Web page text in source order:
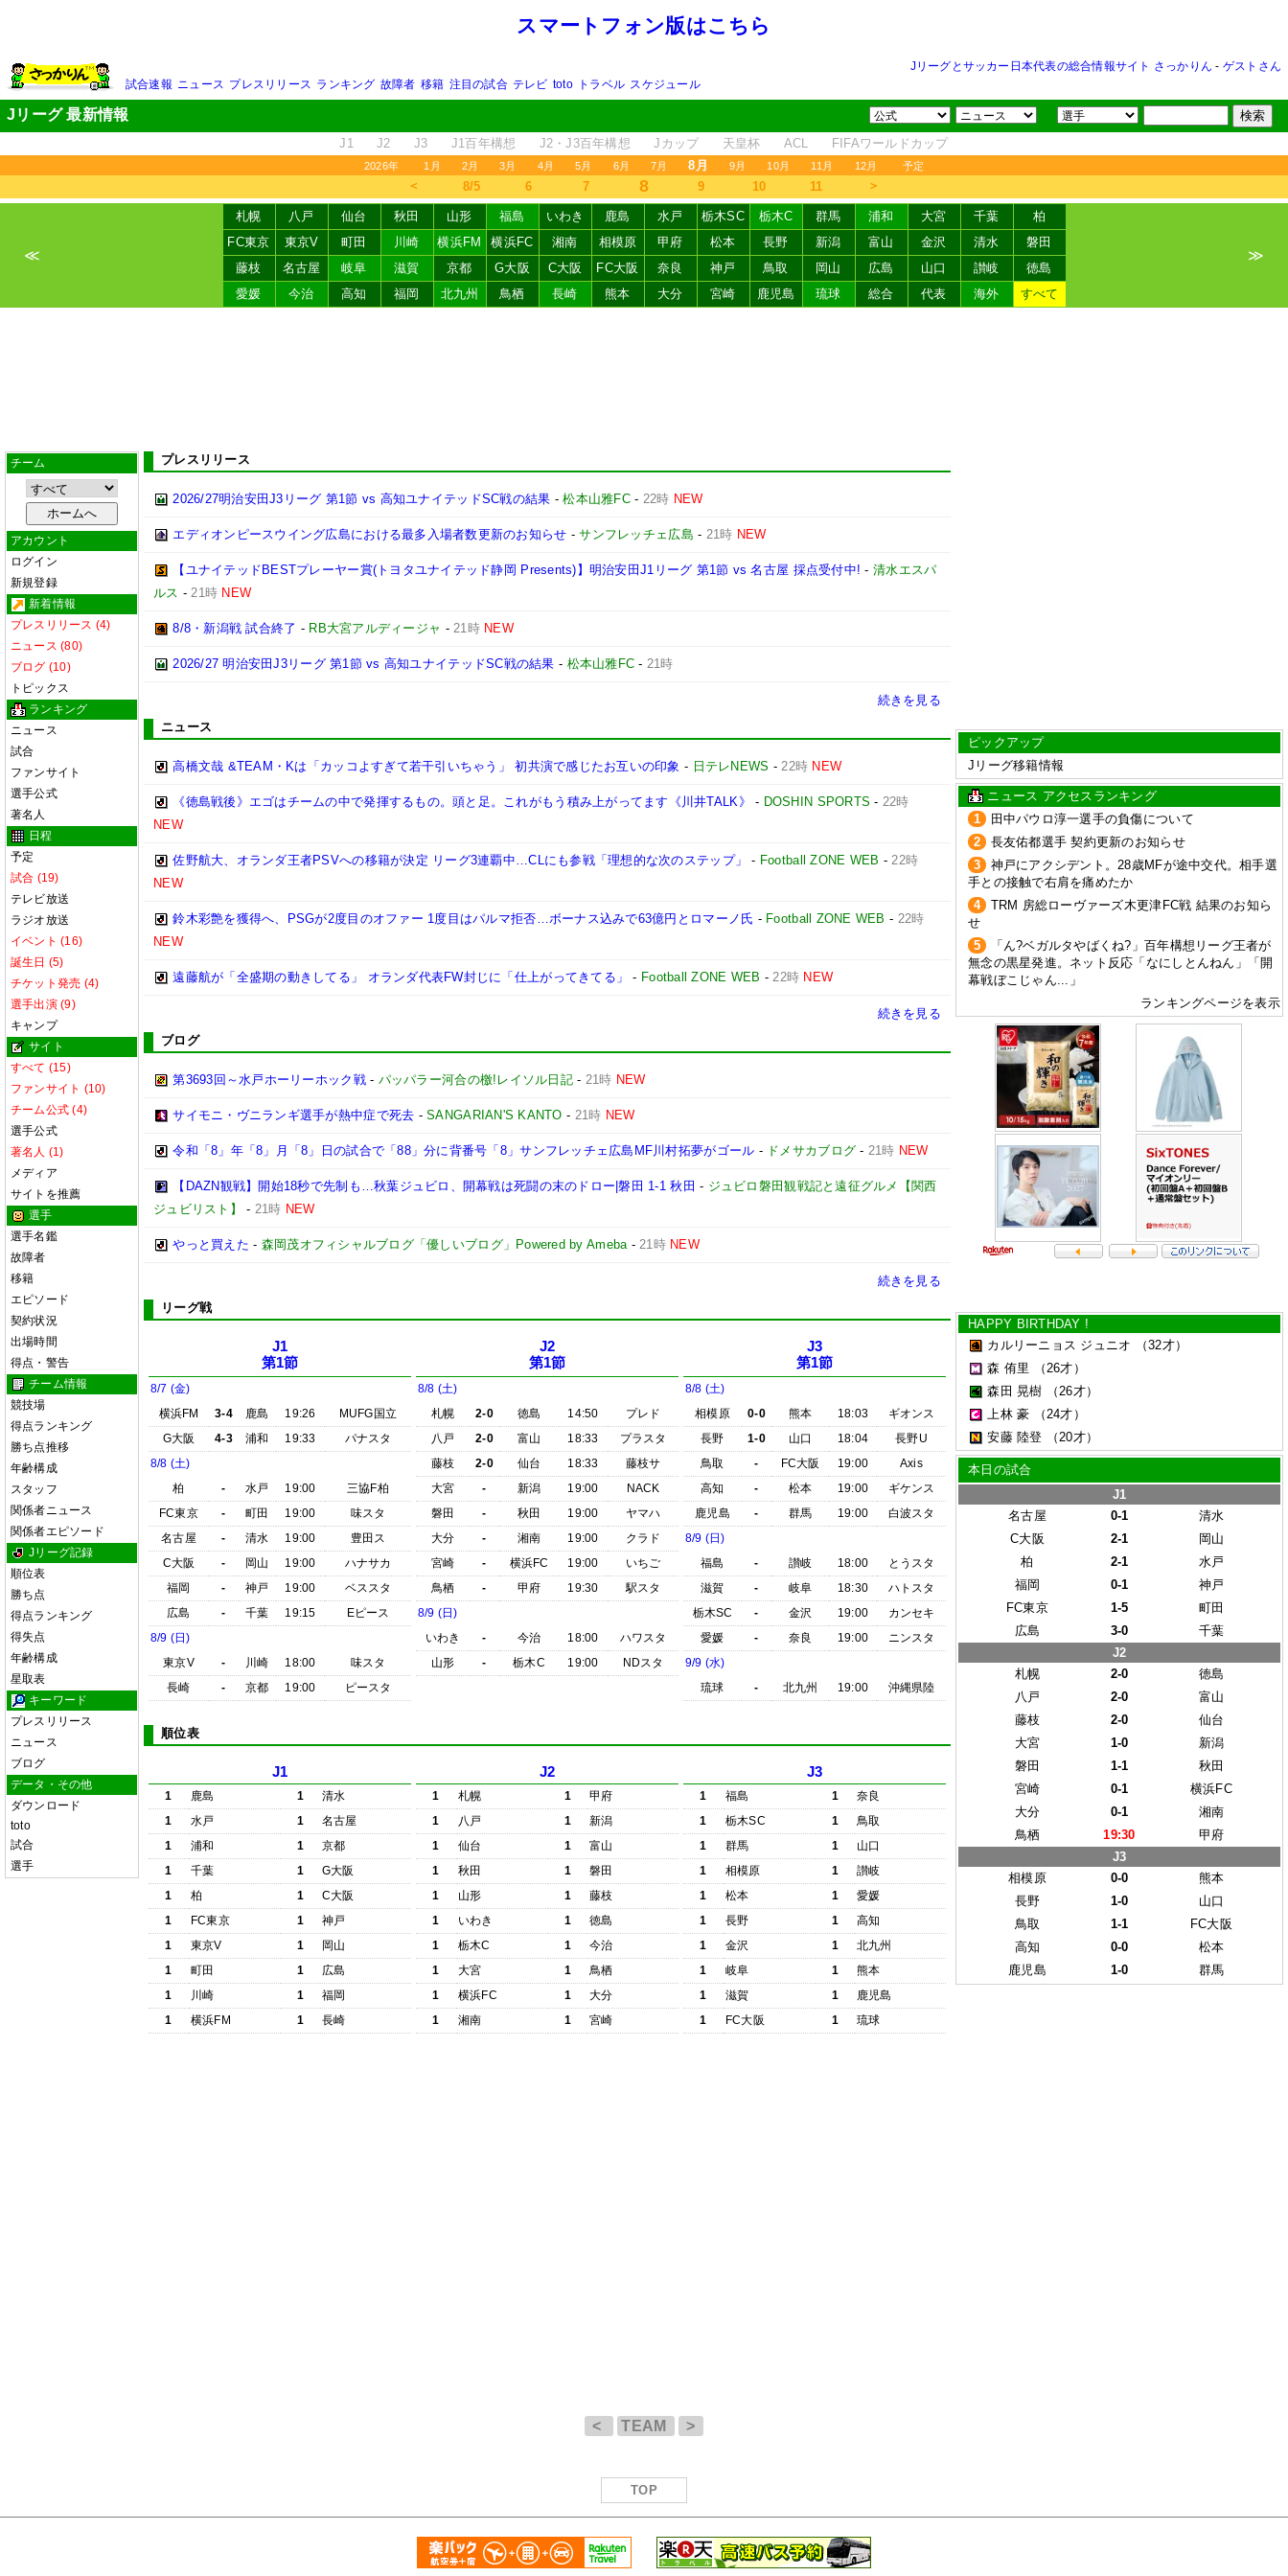
スマートフォン版はこちら
Jリーグとサッカー日本代表の総合情報サイト さっかりん - ゲストさん
試合速報 ニュース プレスリリース ランキング 故障者 移籍 注目の試合 テレビ toto トラベル スケジュール
Jリーグ 最新情報
J1 J2 J3 J1百年構想 J2・J3百年構想 Jカップ 天皇杯 ACL FIFAワールドカップ
2026年 1月 2月 3月 4月 5月 6月 7月 8月 9月 10月 11月 12月 予定
＜ 8/5 6 7 8 9 10 11 ＞
≪
札幌 八戸 仙台 秋田 山形 福島 いわき 鹿島 水戸 栃木SC 栃木C 群馬 浦和 大宮 千葉
柏
FC東京
東京V 町田 川崎 横浜FM 横浜FC 湘南 相模原 甲府 松本 長野 新潟 富山 金沢 清水
磐田
藤枝
名古屋 岐阜 滋賀 京都 G大阪 C大阪 FC大阪 奈良 神戸 鳥取 岡山 広島 山口 讃岐
徳島
愛媛
今治 高知 福岡 北九州 鳥栖 長崎 熊本 大分 宮崎 鹿児島 琉球 総合 代表 海外 すべて
≫
チーム
アカウント
ログイン
新規登録
新着情報
プレスリリース (4)
ニュース (80)
ブログ (10)
トピックス
ランキング
ニュース
試合
ファンサイト
選手公式
著名人
日程
予定
試合 (19)
テレビ放送
ラジオ放送
イベント (16)
誕生日 (5)
チケット発売 (4)
選手出演 (9)
キャンプ
サイト
すべて (15)
ファンサイト (10)
チーム公式 (4)
選手公式
著名人 (1)
メディア
サイトを推薦
選手
選手名鑑
故障者
移籍
エピソード
契約状況
出場時間
得点・警告
チーム情報
競技場
得点ランキング
勝ち点推移
年齢構成
スタッフ
関係者ニュース
関係者エピソード
Jリーグ記録
順位表
勝ち点
得点ランキング
得失点
年齢構成
星取表
キーワード
プレスリリース
ニュース
ブログ
データ・その他
ダウンロード
toto
試合
選手
プレスリリース
2026/27明治安田J3リーグ 第1節 vs 高知ユナイテッドSC戦の結果 -松本山雅FC- 22時 NEW
エディオンピースウイング広島における最多入場者数更新のお知らせ -サンフレッチェ広島 - 21時 NEW
【ユナイテッドBESTプレーヤー賞(トヨタユナイテッド静岡 Presents)】明治安田J1リーグ 第1節 vs 名古屋 採点受付中! - 清水エスパ
ルス -21時 NEW
8/8・新潟戦 試合終了 - RB大宮アルディージャ -21時 NEW
2026/27 明治安田J3リーグ 第1節 vs 高知ユナイテッドSC戦の結果 - 松本山雅FC - 21時
続きを見る
ニュース
高橋文哉 &TEAM・Kは「カッコよすぎて若干引いちゃう」 初共演で感じたお互いの印象 - 日テレNEWS -22時 NEW
《徳島戦後》エゴはチームの中で発揮するもの。頭と足。これがもう積み上がってます《川井TALK》 - DOSHIN SPORTS - 22時
NEW
佐野航大、オランダ王者PSVへの移籍が決定 リーグ3連覇中…CLにも参戦「理想的な次のステップ」 - Football ZONE WEB -22時
NEW
鈴木彩艶を獲得へ、PSGが2度目のオファー 1度目はパルマ拒否…ボーナス込みで63億円とロマーノ氏 - Football ZONE WEB - 22時
NEW
遠藤航が「全盛期の動きしてる」 オランダ代表FW封じに「仕上がってきてる」 - Football ZONE WEB -22時 NEW
続きを見る
ブログ
第3693回～水戸ホーリーホック戦- パッパラー河合の檄!レイソル日記- 21時 NEW
サイモニ・ヴニランギ選手が熱中症で死去 -SANGARIAN'S KANTO - 21時 NEW
令和「8」年「8」月「8」日の試合で「88」分に背番号「8」サンフレッチェ広島MF川村拓夢がゴール - ドメサカブログ - 21時 NEW
【DAZN観戦】開始18秒で先制も…秋葉ジュビロ、開幕戦は死闘の末のドロー|磐田 1-1 秋田 - ジュビロ磐田観戦記と遠征グルメ【関西
ジュビリスト】
- 21時 NEW
やっと買えた - 森岡茂オフィシャルブログ「優しいブログ」Powered by Ameba-21時 NEW
続きを見る
リーグ戦
J1
第1節
8/7 (金)
横浜FM
3-4 鹿島 19:26
MUFG国立
G大阪
4-3 浦和 19:33
パナスタ
8/8 (土)
柏
- 水戸 19:00
三協F柏
FC東京
- 町田 19:00
味スタ
名古屋
- 清水 19:00
豊田ス
C大阪
- 岡山 19:00
ハナサカ
福岡
- 神戸 19:00
ベススタ
広島
- 千葉 19:15
Eピース
8/9 (日)
東京V
- 川崎 18:00
味スタ
長崎
- 京都 19:00 ピースタ
J2
第1節
8/8 (土)
札幌
2-0 徳島 14:50
プレド
八戸
2-0 富山 18:33
プラスタ
藤枝
2-0 仙台 18:33
藤枝サ
大宮
- 新潟 19:00
NACK
磐田
- 秋田 19:00
ヤマハ
大分
- 湘南 19:00
クラド
宮崎
- 横浜FC 19:00
いちご
鳥栖
- 甲府 19:30
駅スタ
8/9 (日)
いわき
- 今治 18:00
ハワスタ
山形
- 栃木C 19:00 NDスタ
J3
第1節
8/8 (土)
相模原
0-0 熊本 18:03
ギオンス
長野
1-0 山口 18:04
長野U
鳥取
- FC大阪 19:00
Axis
高知
- 松本 19:00
ギケンス
鹿児島
- 群馬 19:00
白波スタ
8/9 (日)
福島
- 讃岐 18:00
とうスタ
滋賀
- 岐阜 18:30
ハトスタ
栃木SC
- 金沢 19:00
カンセキ
愛媛
- 奈良 19:00
ニンスタ
9/9 (水)
琉球
- 北九州 19:00 沖縄県陸
順位表
J1
1 鹿島 1
清水
1
水戸 1
名古屋
1
浦和 1
京都
1
千葉 1
G大阪
1
柏 1
C大阪
1
FC東京 1
神戸
1
東京V 1
岡山
1
町田 1
広島
1
川崎 1
福岡
1
横浜FM 1 長崎
J2
1 札幌 1
甲府
1
八戸 1
新潟
1
仙台 1
富山
1
秋田 1
磐田
1
山形 1
藤枝
1
いわき 1
徳島
1
栃木C 1
今治
1
大宮 1
鳥栖
1
横浜FC 1
大分
1
湘南 1 宮崎
J3
1 福島 1
奈良
1
栃木SC 1
鳥取
1
群馬 1
山口
1
相模原 1
讃岐
1
松本 1
愛媛
1
長野 1
高知
1
金沢 1
北九州
1
岐阜 1
熊本
1
滋賀 1
鹿児島
1
FC大阪 1 琉球
ピックアップ
Jリーグ移籍情報
ニュース アクセスランキング
1
田中パウロ淳一選手の負傷について
2
長友佑都選手 契約更新のお知らせ
3
神戸にアクシデント。28歳MFが途中交代。相手選
手との接触で右肩を痛めたか
4
TRM 房総ローヴァーズ木更津FC戦 結果のお知ら
せ
5
「ん?ベガルタやばくね?」百年構想リーグ王者が
無念の黒星発進。ネット反応「なにしとんねん」「開
幕戦ぼこじゃん...」
ランキングページを表示
HAPPY BIRTHDAY !
カルリーニョス ジュニオ
（32才）
森 侑里
（26才）
森田 晃樹
（26才）
上林 豪
（24才）
安藤 陸登
（20才）
本日の試合
J1
名古屋
0-1
清水
C大阪
2-1
岡山
柏
2-1
水戸
福岡
0-1
神戸
FC東京
1-5
町田
広島
3-0
千葉
J2
札幌
2-0
徳島
八戸
2-0
富山
藤枝
2-0
仙台
大宮
1-0
新潟
磐田
1-1
秋田
宮崎
0-1
横浜FC
大分
0-1
湘南
鳥栖
19:30
甲府
J3
相模原
0-0
熊本
長野
1-0
山口
鳥取
1-1
FC大阪
高知
0-0
松本
鹿児島
1-0 群馬
< TEAM >
TOP